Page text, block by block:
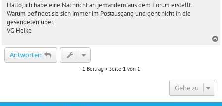
i
t
a
g
Hallo, ich habe eine Nachricht an jemandem aus dem Forum erstellt.
Warum befindet sie sich immer im Postausgang und geht nicht in die
gesendeten über.
VG Heike
Antworten
1 Beitrag • Seite 1von 1
Gehe zu